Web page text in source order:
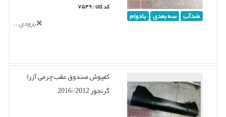
ضدآب سه بعدی بادوام
کد کالا : ۷۵۴۹
بزودی...
کفپوش صندوق عقب چرمی آزرا
گرنجور 2012-2016